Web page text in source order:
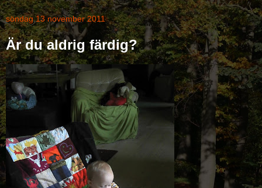
söndag 13 november 2011
Är du aldrig färdig?